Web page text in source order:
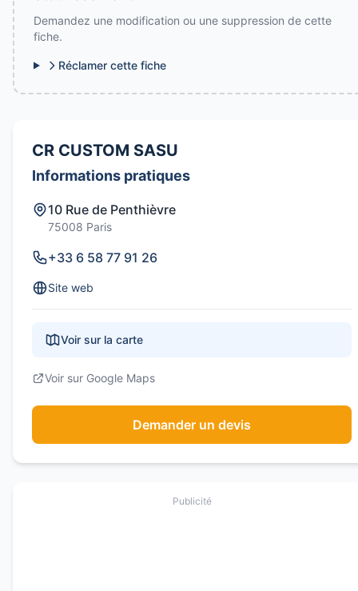
Demandez une modification ou une suppression de cette
fiche.
Réclamer cette fiche
CR CUSTOM SASU
Informations pratiques
10 Rue de Penthièvre
75008 Paris
+33 6 58 77 91 26
Site web
Voir sur la carte
Voir sur Google Maps
Demander un devis
Publicité